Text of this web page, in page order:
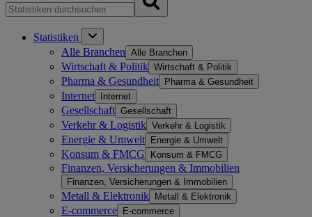
Statistiken
Alle Branchen Alle Branchen
Wirtschaft & Politik Wirtschaft & Politik
Pharma & Gesundheit Pharma & Gesundheit
Internet Internet
Gesellschaft Gesellschaft
Verkehr & Logistik Verkehr & Logistik
Energie & Umwelt Energie & Umwelt
Konsum & FMCG Konsum & FMCG
Finanzen, Versicherungen & Immobilien
Finanzen, Versicherungen & Immobilien
Metall & Elektronik Metall & Elektronik
E-commerce E-commerce